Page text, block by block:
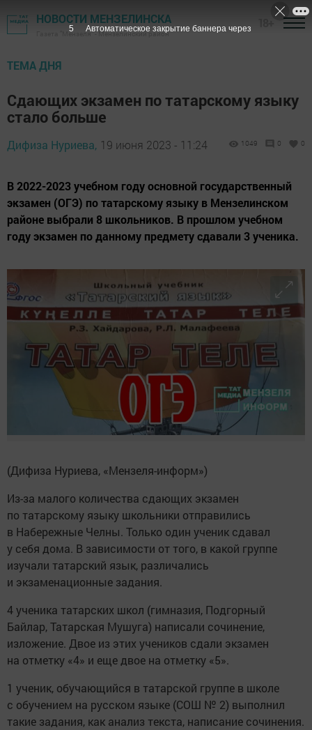
НОВОСТИ МЕНЗЕЛИНСКА
Газета "Мензеля" - Мензелинский район
ТЕМА ДНЯ
Сдающих экзамен по татарскому языку
стало больше
Дифиза Нуриева, 19 июня 2023 - 11:24 1049 0 0
В 2022-2023 учебном году основной государственный
экзамен (ОГЭ) по татарскому языку в Мензелинском
районе выбрали 8 школьников. В прошлом учебном
году экзамен по данному предмету сдавали 3 ученика.
(Дифиза Нуриева, «Мензеля-информ»)
Из-за малого количества сдающих экзамен
по татарскому языку школьники отправились
в Набережные Челны. Только один ученик сдавал
у себя дома. В зависимости от того, в какой группе
изучали татарский язык, различались
и экзаменационные задания.
4 ученика татарских школ (гимназия, Подгорный
Байлар, Татарская Мушуга) написали сочинение,
изложение. Двое из этих учеников сдали экзамен
на отметку «4» и еще двое на отметку «5».
1 ученик, обучающийся в татарской группе в школе
с обучением на русском языке (СОШ № 2) выполнил
такие задания, как анализ текста, написание сочинения.
4 Автоматическое закрытие баннера через